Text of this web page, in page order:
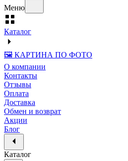
Меню
Каталог
🖼️ КАРТИНА ПО ФОТО
О компании
Контакты
Отзывы
Оплата
Доставка
Обмен и возврат
Акции
Блог
Каталог